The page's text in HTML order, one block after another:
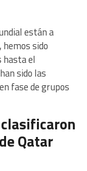
están a
sido
hasta el
sido las
fase de grupos
Qatar